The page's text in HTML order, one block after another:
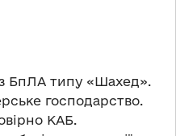
БпЛА типу «Шахед».
господарство.
КАБ.